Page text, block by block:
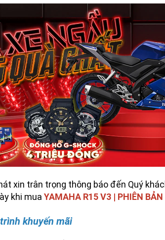
xin trân trọng thông báo đến Quý
khi mua YAMAHA R15 V3 | PHIÊN
khuyến mãi